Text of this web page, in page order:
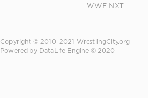
WWE NXT
Copyright © 2010–2021
WrestlingCity.org
Powered by DataLife Engine © 2020